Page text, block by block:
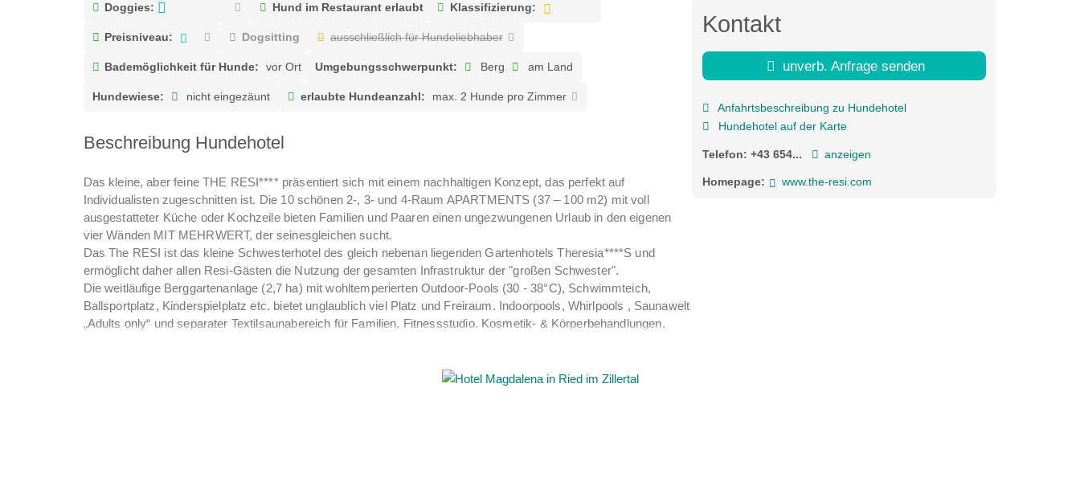
Doggies: Hund im Restaurant erlaubt Klassifizierung:
Preisniveau: Dogsitting ausschließlich für Hundeliebhaber
Bademöglichkeit für Hunde: vor Ort Umgebungsschwerpunkt: Berg am Land
Hundewiese: nicht eingezäunt erlaubte Hundeanzahl: max. 2 Hunde pro Zimmer
Beschreibung Hundehotel
Das kleine, aber feine THE RESI**** präsentiert sich mit einem nachhaltigen Konzept, das perfekt auf
Individualisten zugeschnitten ist. Die 10 schönen 2-, 3- und 4-Raum APARTMENTS (37 – 100 m2) mit voll
ausgestatteter Küche oder Kochzeile bieten Familien und Paaren einen ungezwungenen Urlaub in den eigenen
vier Wänden MIT MEHRWERT, der seinesgleichen sucht.
Das The RESI ist das kleine Schwesterhotel des gleich nebenan liegenden Gartenhotels Theresia****S und
ermöglicht daher allen Resi-Gästen die Nutzung der gesamten Infrastruktur der "großen Schwester".
Die weitläufige Berggartenanlage (2,7 ha) mit wohltemperierten Outdoor-Pools (30 - 38°C), Schwimmteich,
Ballsportplatz, Kinderspielplatz etc. bietet unglaublich viel Platz und Freiraum. Indoorpools, Whirlpools , Saunawelt
„Adults only“ und separater Textilsaunabereich für Familien, Fitnessstudio. Kosmetik- & Körperbehandlungen,
Kontakt
unverb. Anfrage senden
Anfahrtsbeschreibung zu Hundehotel
Hundehotel auf der Karte
Telefon:+43 654... anzeigen
Homepage: www.the-resi.com